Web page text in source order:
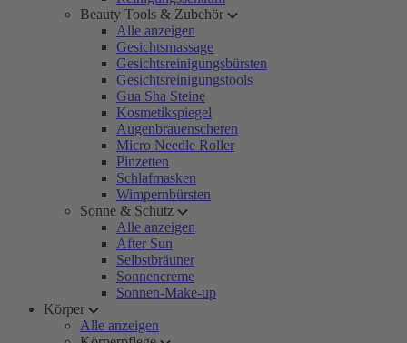
Beauty Tools & Zubehör
Alle anzeigen
Gesichtsmassage
Gesichtsreinigungsbürsten
Gesichtsreinigungstools
Gua Sha Steine
Kosmetikspiegel
Augenbrauenscheren
Micro Needle Roller
Pinzetten
Schlafmasken
Wimpernbürsten
Sonne & Schutz
Alle anzeigen
After Sun
Selbstbräuner
Sonnencreme
Sonnen-Make-up
Körper
Alle anzeigen